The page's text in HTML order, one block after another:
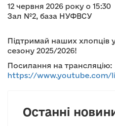
12 червня 2026 року о 15:30
Зал №2, база НУФВСУ
Підтримай наших хлопців
сезону 2025/2026!
Посилання на трансляцію:
https://www.youtube.com/
Останні